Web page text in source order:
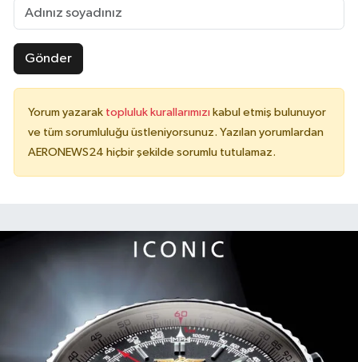
Gönder
Yorum yazarak topluluk kurallarımızı kabul etmiş bulunuyor
ve tüm sorumluluğu üstleniyorsunuz. Yazılan yorumlardan
AERONEWS24 hiçbir şekilde sorumlu tutulamaz.